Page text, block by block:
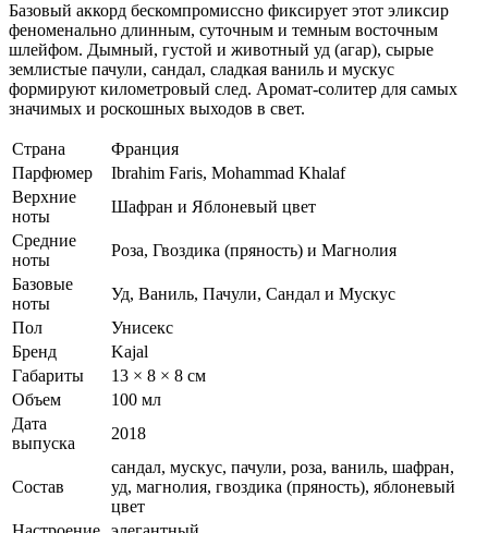
Базовый аккорд бескомпромиссно фиксирует этот эликсир
феноменально длинным, суточным и темным восточным
шлейфом. Дымный, густой и животный уд (агар), сырые
землистые пачули, сандал, сладкая ваниль и мускус
формируют километровый след. Аромат-солитер для самых
значимых и роскошных выходов в свет.
Страна
Франция
Парфюмер
Ibrahim Faris, Mohammad Khalaf
Верхние
ноты
Шафран и Яблоневый цвет
Средние
ноты
Роза, Гвоздика (пряность) и Магнолия
Базовые
ноты
Уд, Ваниль, Пачули, Сандал и Мускус
Пол
Унисекс
Бренд
Kajal
Габариты
13 × 8 × 8 см
Объем
100 мл
Дата
выпуска
2018
Состав
сандал, мускус, пачули, роза, ваниль, шафран,
уд, магнолия, гвоздика (пряность), яблоневый
цвет